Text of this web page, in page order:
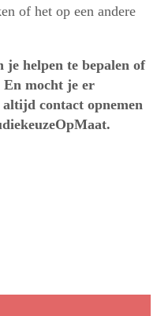
of het op een andere
je helpen te bepalen of
En mocht je er
contact opnemen